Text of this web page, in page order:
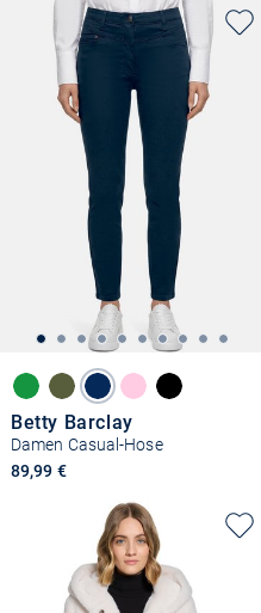
Betty Barclay
Damen Casual-Hose
89,99 €